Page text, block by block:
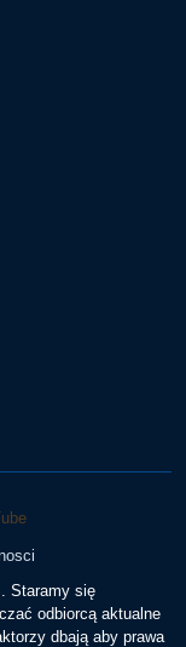
Staramy się
odbiorcą aktualne
dbają aby prawa